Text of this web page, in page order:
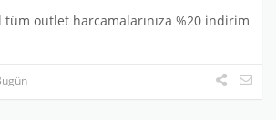
tüm outlet harcamalarınıza %20 indirim